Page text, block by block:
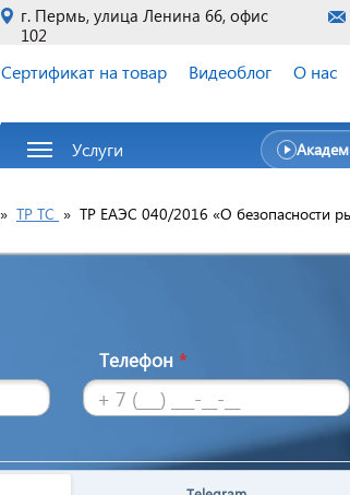
г. Пермь, улица Ленина 66, офис
102
Сертификат на товар Видеоблог О нас
Услуги
» ТР ТС » ТР ЕАЭС 040/2016 «О безопасности
Телефон *